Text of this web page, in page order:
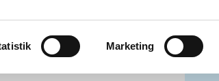
Marketing